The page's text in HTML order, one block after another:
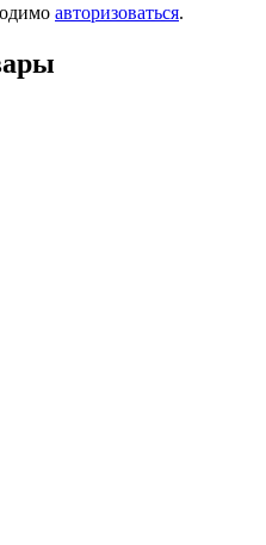
авторизоваться.